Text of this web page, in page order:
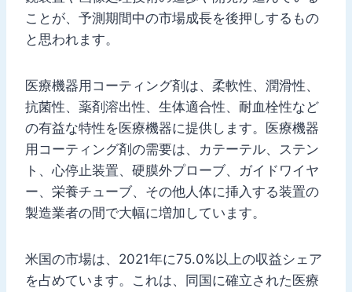
ことが、予測期間中の市場成長を後押しするもの
と思われます。
医療機器用コーティング剤は、柔軟性、潤滑性、
抗菌性、薬剤溶出性、生体適合性、耐血栓性など
の有益な特性を医療機器に提供します。医療機器
用コーティング剤の需要は、カテーテル、ステン
ト、心停止装置、硬膜外プローブ、ガイドワイヤ
ー、栄養チューブ、その他人体に挿入する装置の
製造業者の間で大幅に増加しています。
米国の市場は、2021年に75.0%以上の収益シェア
を占めています。これは、同国に確立された医療